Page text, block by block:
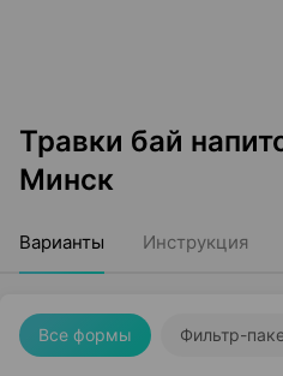
Травки бай
Минск
Варианты Инструкция
Все формы Фильтр-